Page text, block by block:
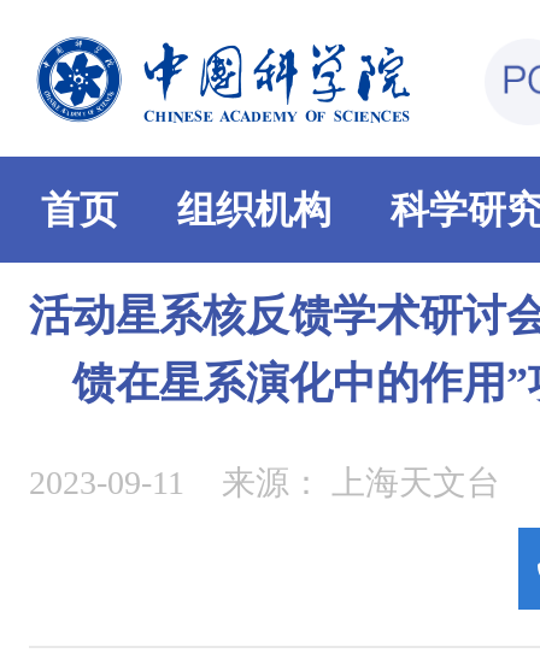
首页 组织机构 科学研
活动星系核反馈学术研讨
馈在星系演化中的作用
2023-09-11 来源： 上海天文台